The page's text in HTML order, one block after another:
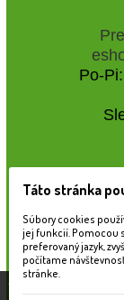
Po-
Táto stránka
Táto stránka
Súbory cookies
jej funkcií. Pomocou
preferovaný jazyk,
počítame
stránke.